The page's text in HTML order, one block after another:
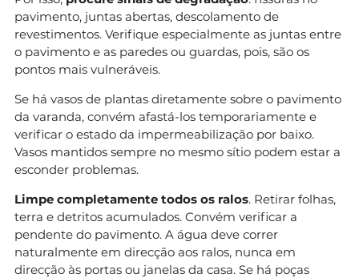
pavimento, juntas abertas, descolamento de
revestimentos. Verifique especialmente as juntas entre
o pavimento e as paredes ou guardas, pois, são os
pontos mais vulneráveis.
Se há vasos de plantas diretamente sobre o pavimento
da varanda, convém afastá-los temporariamente e
verificar o estado da impermeabilização por baixo.
Vasos mantidos sempre no mesmo sítio podem estar a
esconder problemas.
Limpe completamente todos os ralos. Retirar folhas,
terra e detritos acumulados. Convém verificar a
pendente do pavimento. A água deve correr
naturalmente em direcção aos ralos, nunca em
direcção às portas ou janelas da casa. Se há poças